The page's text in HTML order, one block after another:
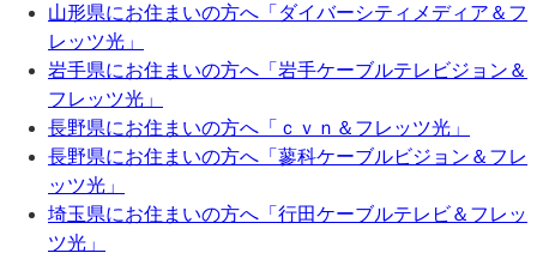
山形県にお住まいの方へ「ダイバーシティメディア＆フ
レッツ光」
岩手県にお住まいの方へ「岩手ケーブルテレビジョン＆
フレッツ光」
長野県にお住まいの方へ「ｃｖｎ＆フレッツ光」
長野県にお住まいの方へ「蓼科ケーブルビジョン＆フレ
ッツ光」
埼玉県にお住まいの方へ「行田ケーブルテレビ＆フレッ
ツ光」